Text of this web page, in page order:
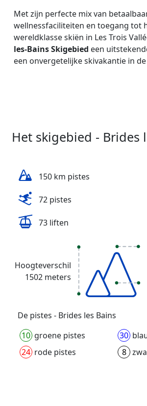
Met zijn perfecte mix van
wellnessfaciliteiten en toegang tot
wereldklasse skiën in Les Trois
les-Bains Skigebied een
een onvergetelijke skivakantie in
Het skigebied - Brides
150 km pistes
72 pistes
73 liften
Hoogteverschil
1502 meters
De pistes - Brides les Bains
10 groene pistes 30
24 rode pistes 8